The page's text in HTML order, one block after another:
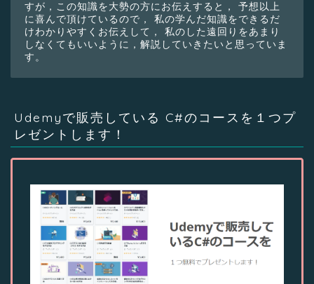
すが，この知識を大勢の方にお伝えすると， 予想以上
に喜んで頂けているので， 私の学んだ知識をできるだ
けわかりやすくお伝えして， 私のした遠回りをあまり
しなくてもいいように，解説していきたいと思っていま
す。
Udemyで販売している C#のコースを１つプ
レゼントします！